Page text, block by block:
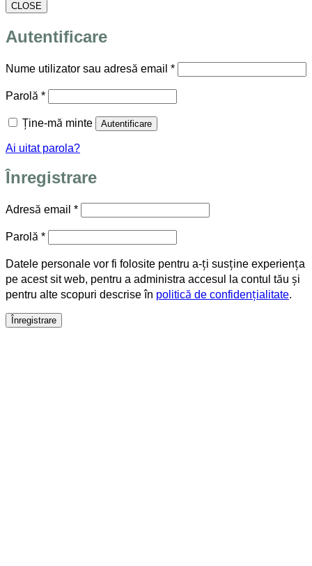
CLOSE
Autentificare
Nume utilizator sau adresă email *Obligatoriu
Parolă *Obligatoriu
Ține-mă minte Autentificare
Ai uitat parola?
Înregistrare
Adresă email *Obligatoriu
Parolă *Obligatoriu
Datele personale vor fi folosite pentru a-ți susține experiența
pe acest sit web, pentru a administra accesul la contul tău și
pentru alte scopuri descrise în politică de confidențialitate.
Înregistrare